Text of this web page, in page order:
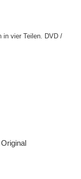
in vier Teilen.
DVD /